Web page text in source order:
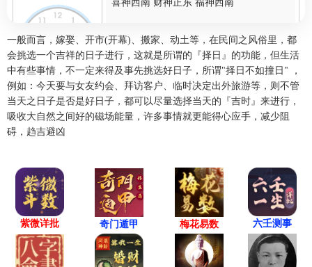
喜神西南 财神正东 福神西南
宜
开仓、盖屋、修造、进人口、纳财
忌 出行、赴任
冲 鸡 煞西
壬辰时 07:00 - 08:59
喜神正南 财神正南 福神西北
宜
结婚、交易、开业、安床、求嗣、
忌
出行、赴任、祈福、祭祀、开光、
一般而言，嫁娶、开市(开幕)、搬家、动土等，在民间之风俗里，都
会挑选一个吉祥的日子进行，这就是所谓的『择日』的功能，但生活
中有些事情，不一定来得及事先挑选好日子，所谓"择日不如撞日" ，
例如：今天要与女友约会、拜访客户、临时决定出外旅游等，则不管
当天之日子是否是好日子，都可以尽量选择当天的『吉时』来进行，
吸收大自然之间好的磁场能量，许多事情就更能得心应手，减少阻
碍，趋吉避凶
紫微详批 奇门遁甲 梅花易数 六壬测事